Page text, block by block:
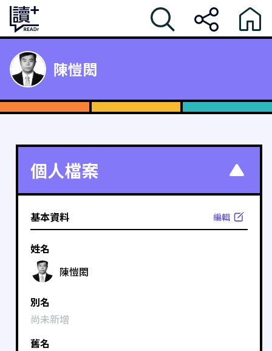
陳愷閎
個人檔案
基本資料 編輯
姓名
陳愷閎
別名
尚未新增
舊名